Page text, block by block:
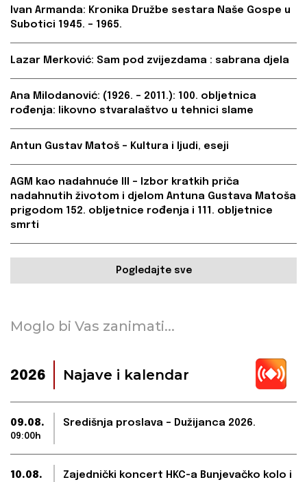
Ivan Armanda: Kronika Družbe sestara Naše Gospe u
Subotici 1945. – 1965.
Lazar Merković: Sam pod zvijezdama : sabrana djela
Ana Milodanović: (1926. – 2011.): 100. obljetnica
rođenja: likovno stvaralaštvo u tehnici slame
Antun Gustav Matoš – Kultura i ljudi, eseji
AGM kao nadahnuće III – Izbor kratkih priča
nadahnutih životom i djelom Antuna Gustava Matoša
prigodom 152. obljetnice rođenja i 111. obljetnice
smrti
Pogledajte sve
Moglo bi Vas zanimati...
2026 Najave i kalendar
09.08.
09:00h
Središnja proslava – Dužijanca 2026.
10.08.
Zajednički koncert HKC-a Bunjevačko kolo i